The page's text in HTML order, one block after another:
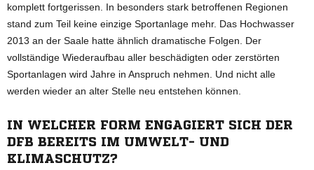
komplett fortgerissen. In besonders stark betroffenen Regionen
stand zum Teil keine einzige Sportanlage mehr. Das Hochwasser
2013 an der Saale hatte ähnlich dramatische Folgen. Der
vollständige Wiederaufbau aller beschädigten oder zerstörten
Sportanlagen wird Jahre in Anspruch nehmen. Und nicht alle
werden wieder an alter Stelle neu entstehen können.
IN WELCHER FORM ENGAGIERT SICH DER
DFB BEREITS IM UMWELT- UND
KLIMASCHUTZ?